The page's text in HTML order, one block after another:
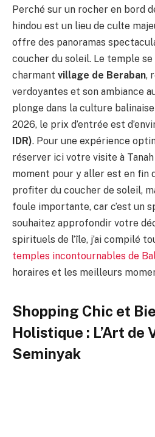
Perché sur un rocher en bord
hindou est un lieu de culte
offre des panoramas
coucher du soleil. Le temple
charmant village de Beraban,
verdoyantes et son ambiance
plonge dans la culture
2026, le prix d’entrée est
IDR). Pour une expérience
réserver ici votre visite à
moment pour y aller est en fin
profiter du coucher de soleil,
foule importante, car c’est un
souhaitez approfondir votre
spirituels de l’île, j’ai compilé
temples incontournables de
horaires et les meilleurs
Shopping Chic et
Holistique : L’Art de
Seminyak